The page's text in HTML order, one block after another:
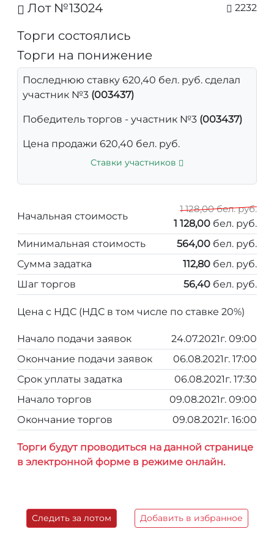
Лот №13024 2232
Торги состоялись
Торги на понижение
Последнюю ставку 620,40 бел. руб. сделал
участник №3 (003437)
Победитель торгов - участник №3 (003437)
Цена продажи 620,40 бел. руб.
Ставки участников
Начальная стоимость
1 128,00 бел. руб.
1 128,00 бел. руб.
Минимальная стоимость
564,00 бел. руб.
Сумма задатка
112,80 бел. руб.
Шаг торгов
56,40 бел. руб.
Цена с НДС (НДС в том числе по ставке 20%)
Начало подачи заявок
24.07.2021г. 09:00
Окончание подачи заявок
06.08.2021г. 17:00
Срок уплаты задатка
06.08.2021г. 17:30
Начало торгов
09.08.2021г. 09:00
Окончание торгов
09.08.2021г. 16:00
Торги будут проводиться на данной странице
в электронной форме в режиме онлайн.
Следить за лотом Добавить в избранное